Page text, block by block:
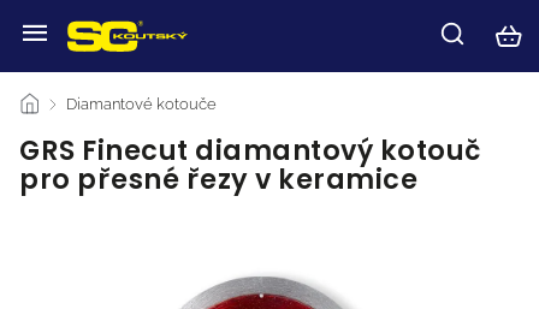
/ Diamantové kotouče
GRS Finecut diamantový kotouč
pro přesné řezy v keramice